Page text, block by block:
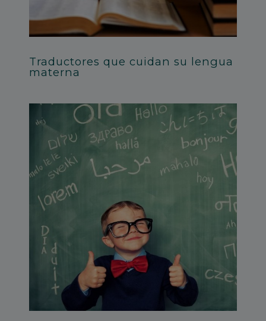
Traductores que cuidan su lengua
materna